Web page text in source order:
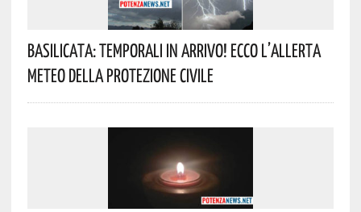
Basilicata: Temporali In Arrivo! Ecco L’allerta
Meteo Della Protezione Civile